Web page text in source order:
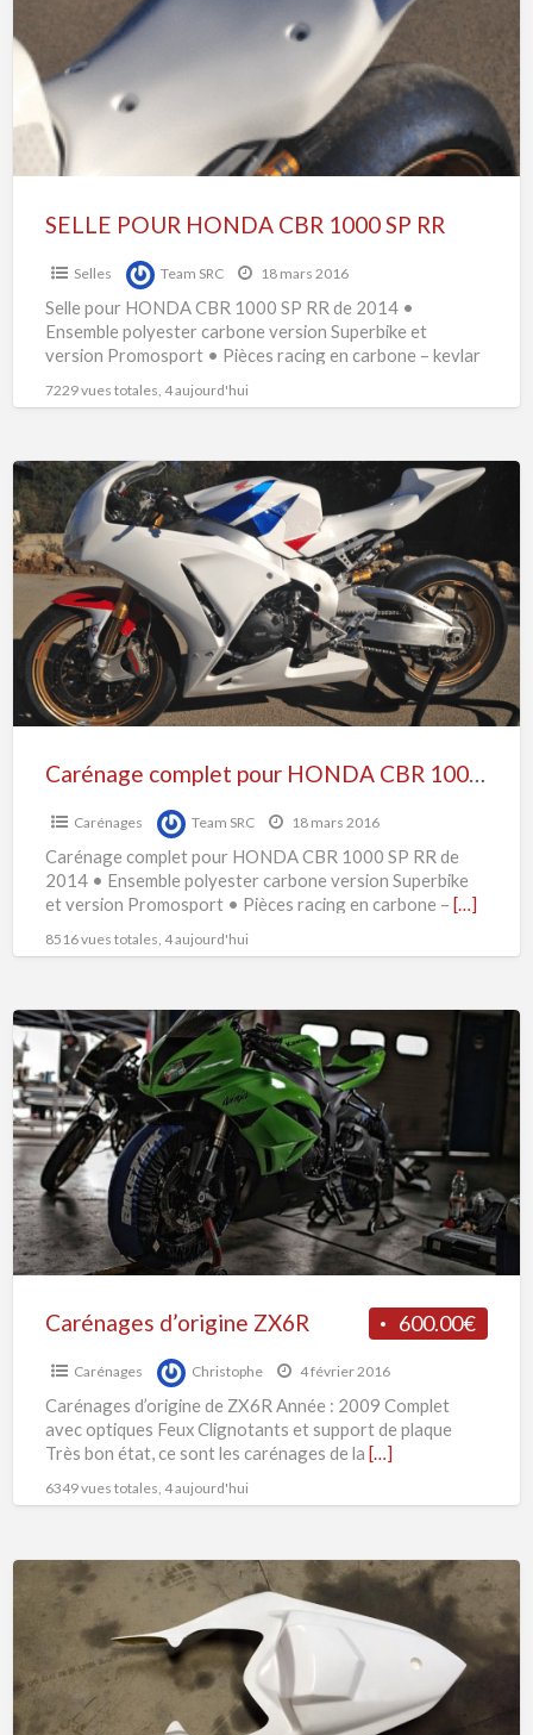
1000
RR
SELLE POUR HONDA CBR 1000 SP RR
Selles Team SRC 18 mars 2016
Selle pour HONDA CBR 1000 SP RR de 2014 •
Ensemble polyester carbone version Superbike et
version Promosport • Pièces racing en carbone – kevlar
7229 vues totales, 4 aujourd'hui
Carénage
complet
pour
HONDA
CBR
1000
SP
RR
Carénage complet pour HONDA CBR 1000 SP RR
Carénages Team SRC 18 mars 2016
Carénage complet pour HONDA CBR 1000 SP RR de
2014 • Ensemble polyester carbone version Superbike
et version Promosport • Pièces racing en carbone – […]
8516 vues totales, 4 aujourd'hui
Carénages
d’origine
ZX6R
600.00€
Carénages d’origine ZX6R
Carénages Christophe 4 février 2016
Carénages d’origine de ZX6R Année : 2009 Complet
avec optiques Feux Clignotants et support de plaque
Très bon état, ce sont les carénages de la […]
6349 vues totales, 4 aujourd'hui
Selle
Yamaha
Poly
2008